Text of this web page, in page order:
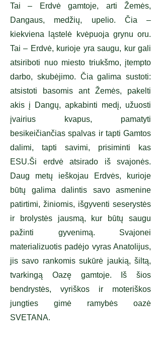
Tai – Erdvė gamtoje, arti Žemės,
Dangaus, medžių, upelio. Čia –
kiekviena ląstelė kvėpuoja grynu oru.
Tai – Erdvė, kurioje yra saugu, kur gali
atsiriboti nuo miesto triukšmo, įtempto
darbo, skubėjimo. Čia galima sustoti:
atsistoti basomis ant Žemės, pakelti
akis į Dangų, apkabinti medį, užuosti
įvairius kvapus, pamatyti
besikeičiančias spalvas ir tapti Gamtos
dalimi, tapti savimi, prisiminti kas
ESU.Ši erdvė atsirado iš svajonės.
Daug metų ieškojau Erdvės, kurioje
būtų galima dalintis savo asmenine
patirtimi, žiniomis, išgyventi seserystės
ir brolystės jausmą, kur būtų saugu
pažinti gyvenimą. Svajonei
materializuotis padėjo vyras Anatolijus,
jis savo rankomis sukūrė jaukią, šiltą,
tvarkingą Oazę gamtoje. Iš šios
bendrystės, vyriškos ir moteriškos
jungties gimė ramybės oazė
SVETANA.